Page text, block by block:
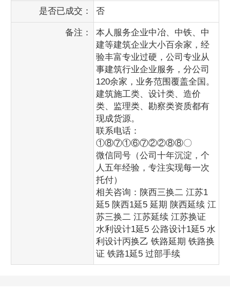
是否已成交： 否
备注：
本人服务企业中冶、中铁、中
建等建筑企业大小百余家，经
验丰富专业过硬，公司专业从
事建筑行业企业服务，分公司
120余家，业务范围覆盖全国。
建筑施工类、设计类、造价
类、监理类、勘察类资质都有
现成货源。
联系电话：
①⑧⑦①⑥⑦②②⑧⑧〇
微信同号（公司十年沉淀，个
人五年经验，专注实现每一次
托付）
相关咨询：陕西三换二 江苏1
延5 陕西1延5 延期 陕西延续 江
苏三换二 江苏延续 江苏换证
水利设计1延5 公路设计1延5 水
利设计丙换乙 铁路延期 铁路换
证 铁路1延5 过部手续